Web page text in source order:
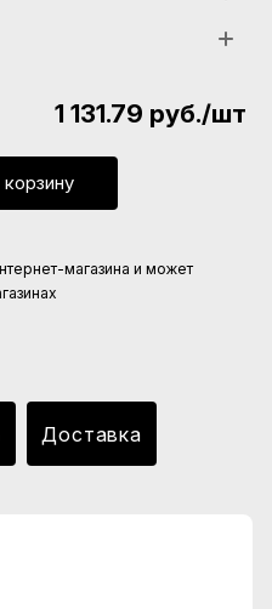
1 131.79 руб./шт
корзину
магазина и может
Доставка